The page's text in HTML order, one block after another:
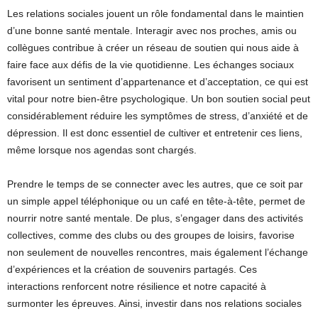
Les relations sociales jouent un rôle fondamental dans le maintien
d’une bonne santé mentale. Interagir avec nos proches, amis ou
collègues contribue à créer un réseau de soutien qui nous aide à
faire face aux défis de la vie quotidienne. Les échanges sociaux
favorisent un sentiment d’appartenance et d’acceptation, ce qui est
vital pour notre bien-être psychologique. Un bon soutien social peut
considérablement réduire les symptômes de stress, d’anxiété et de
dépression. Il est donc essentiel de cultiver et entretenir ces liens,
même lorsque nos agendas sont chargés.
Prendre le temps de se connecter avec les autres, que ce soit par
un simple appel téléphonique ou un café en tête-à-tête, permet de
nourrir notre santé mentale. De plus, s’engager dans des activités
collectives, comme des clubs ou des groupes de loisirs, favorise
non seulement de nouvelles rencontres, mais également l’échange
d’expériences et la création de souvenirs partagés. Ces
interactions renforcent notre résilience et notre capacité à
surmonter les épreuves. Ainsi, investir dans nos relations sociales